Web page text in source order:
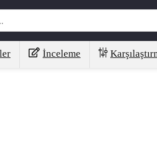
İnceleme